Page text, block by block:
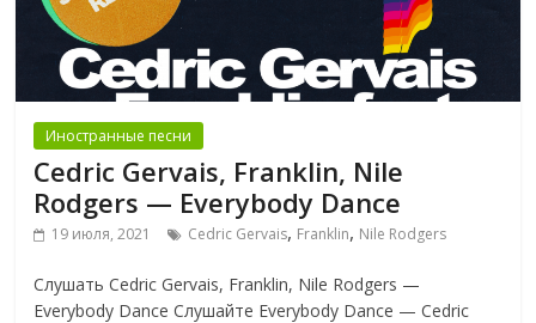
Иностранные песни
Cedric Gervais, Franklin, Nile
Rodgers — Everybody Dance
19 июля, 2021 Cedric Gervais, Franklin, Nile Rodgers
Слушать Cedric Gervais, Franklin, Nile Rodgers —
Everybody Dance Слушайте Everybody Dance — Cedric